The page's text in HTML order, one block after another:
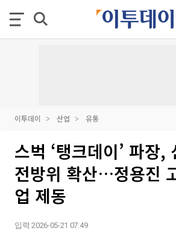
이투데이 산업 유통
스벅 ‘탱크데이’ 파장,
전방위 확산…정용진
업 제동
입력 2026-05-21 07:49